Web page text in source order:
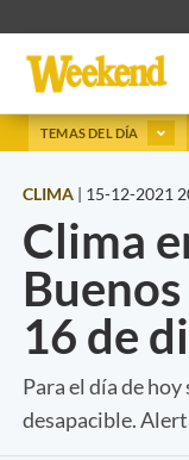
TEMAS DEL DÍA
CLIMA | 15-12-2021
Clima
16 de
Para el día de
desapacible.